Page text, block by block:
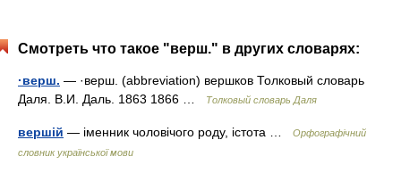
Смотреть что такое "верш." в других словарях:
·верш. — ·верш. (abbreviation) вершков Толковый словарь
Даля. В.И. Даль. 1863 1866 …
Толковый словарь Даля
вершій — іменник чоловічого роду, істота …
Орфографічний
словник української мови